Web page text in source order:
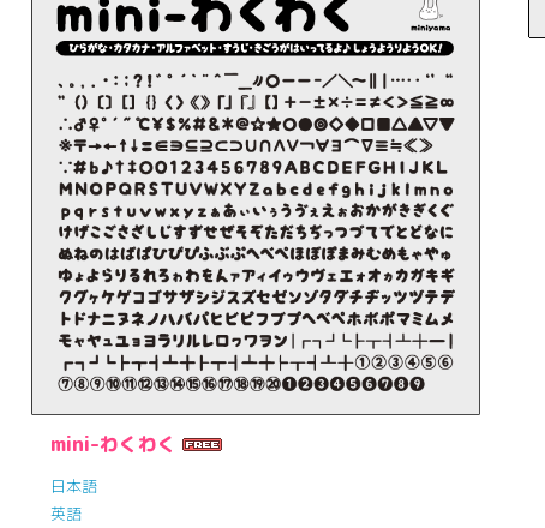
mini-わくわく
日本語
英語